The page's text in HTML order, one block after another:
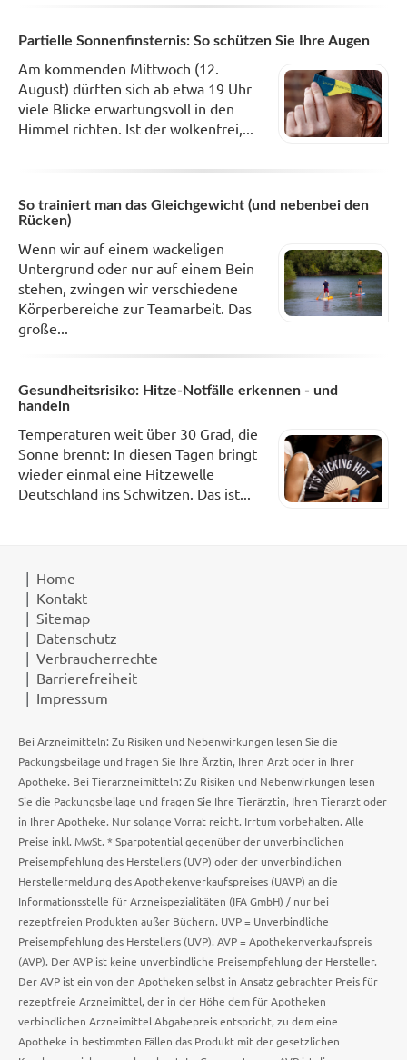
Partielle Sonnenfinsternis: So schützen Sie Ihre Augen
Am kommenden Mittwoch (12.
August) dürften sich ab etwa 19 Uhr
viele Blicke erwartungsvoll in den
Himmel richten. Ist der wolkenfrei,...
So trainiert man das Gleichgewicht (und nebenbei den
Rücken)
Wenn wir auf einem wackeligen
Untergrund oder nur auf einem Bein
stehen, zwingen wir verschiedene
Körperbereiche zur Teamarbeit. Das
große...
Gesundheitsrisiko: Hitze-Notfälle erkennen - und
handeln
Temperaturen weit über 30 Grad, die
Sonne brennt: In diesen Tagen bringt
wieder einmal eine Hitzewelle
Deutschland ins Schwitzen. Das ist...
Home
Kontakt
Sitemap
Datenschutz
Verbraucherrechte
Barrierefreiheit
Impressum
Bei Arzneimitteln: Zu Risiken und Nebenwirkungen lesen Sie die
Packungsbeilage und fragen Sie Ihre Ärztin, Ihren Arzt oder in Ihrer
Apotheke. Bei Tierarzneimitteln: Zu Risiken und Nebenwirkungen lesen
Sie die Packungsbeilage und fragen Sie Ihre Tierärztin, Ihren Tierarzt oder
in Ihrer Apotheke. Nur solange Vorrat reicht. Irrtum vorbehalten. Alle
Preise inkl. MwSt. * Sparpotential gegenüber der unverbindlichen
Preisempfehlung des Herstellers (UVP) oder der unverbindlichen
Herstellermeldung des Apothekenverkaufspreises (UAVP) an die
Informationsstelle für Arzneispezialitäten (IFA GmbH) / nur bei
rezeptfreien Produkten außer Büchern. UVP = Unverbindliche
Preisempfehlung des Herstellers (UVP). AVP = Apothekenverkaufspreis
(AVP). Der AVP ist keine unverbindliche Preisempfehlung der Hersteller.
Der AVP ist ein von den Apotheken selbst in Ansatz gebrachter Preis für
rezeptfreie Arzneimittel, der in der Höhe dem für Apotheken
verbindlichen Arzneimittel Abgabepreis entspricht, zu dem eine
Apotheke in bestimmten Fällen das Produkt mit der gesetzlichen